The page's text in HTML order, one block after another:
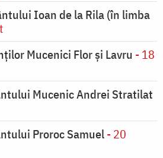
Ioan de la Rila (în limba
Mucenici Flor și Lavru - 18
Mucenic Andrei Stratilat
Proroc Samuel- 20